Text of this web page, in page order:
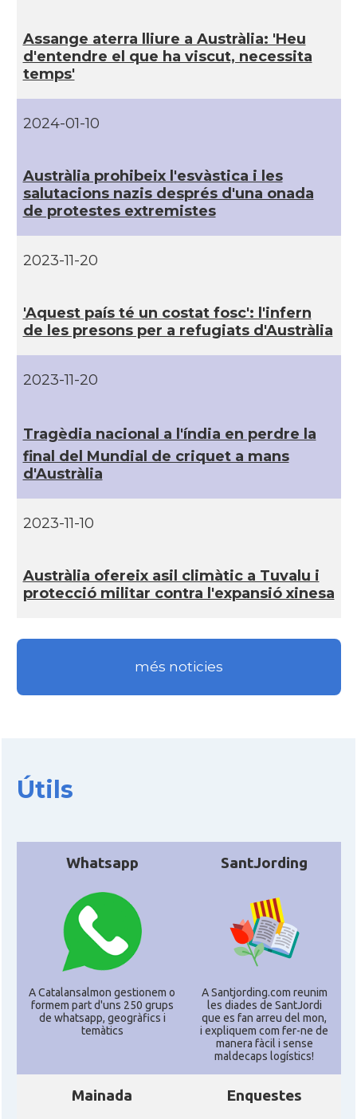
Assange aterra lliure a Austràlia: 'Heu
d'entendre el que ha viscut, necessita
temps'
2024-01-10
Austràlia prohibeix l'esvàstica i les
salutacions nazis després d'una onada
de protestes extremistes
2023-11-20
'Aquest paí­s té un costat fosc': l'infern
de les presons per a refugiats d'Austràlia
2023-11-20
Tragèdia nacional a l'índia en perdre la
final del Mundial de criquet a mans
d'Austràlia
2023-11-10
Austràlia ofereix asil climàtic a Tuvalu i
protecció militar contra l'expansió xinesa
més noticies
Útils
Whatsapp
A Catalansalmon gestionem o
formem part d'uns 250 grups
de whatsapp, geogràfics i
temàtics
SantJording
A Santjording.com reunim
les diades de SantJordi
que es fan arreu del mon,
i expliquem com fer-ne de
manera fàcil i sense
maldecaps logí­stics!
Mainada Enquestes